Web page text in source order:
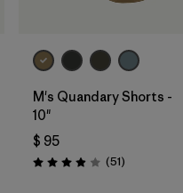
M's Quandary Shorts -
10"
$ 95
Valoración: 3.9 / 5
(51Comentarios
)